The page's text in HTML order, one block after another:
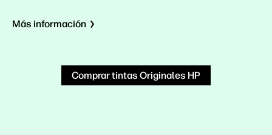
Más información
Comprar tintas Originales HP